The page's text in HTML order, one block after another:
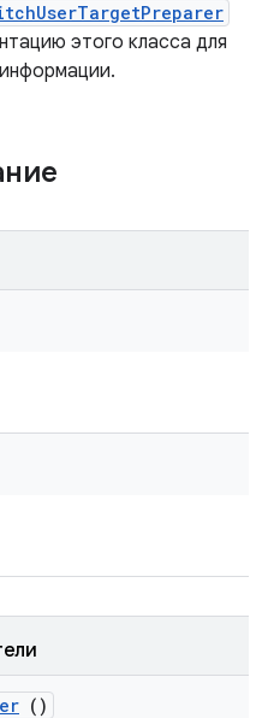
этого класса для
()